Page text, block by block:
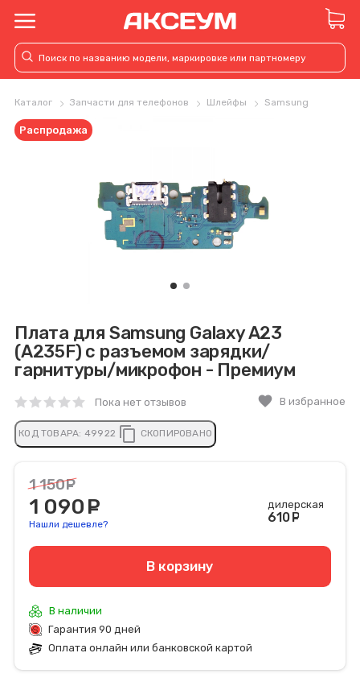
Каталог Запчасти для телефонов Шлейфы Samsung
Плата для Samsung Galaxy A23
(A235F) с разъемом зарядки/
гарнитуры/микрофон - Премиум
Пока нет отзывов favorite В избранное
КОД ТОВАРА: 49922 content_copy СКОПИРОВАНО
Распродажа
1 150
1 090
Нашли дешевле?
дилерская
610
В корзину
В наличии
Гарантия 90 дней
Оплата онлайн или банковской картой